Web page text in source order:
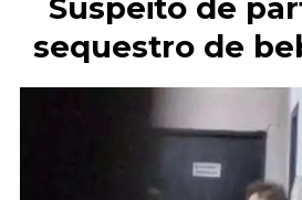
Suspeito de
sequestro de